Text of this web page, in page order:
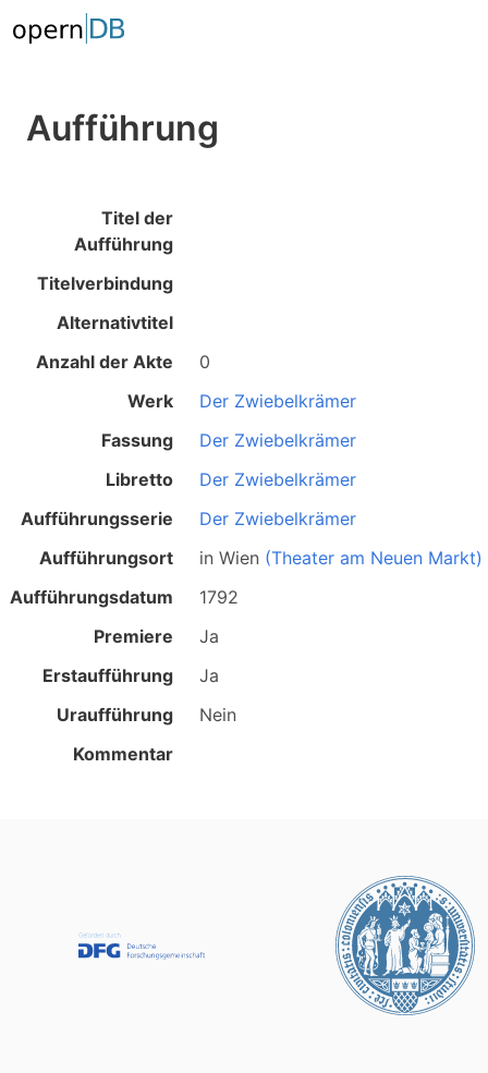
Aufführung
Titel der
Aufführung
Titelverbindung
Alternativtitel
Anzahl der Akte
0
Werk
Der Zwiebelkrämer
Fassung
Der Zwiebelkrämer
Libretto
Der Zwiebelkrämer
Aufführungsserie
Der Zwiebelkrämer
Aufführungsort
inWien (Theater am Neuen Markt)
Aufführungsdatum
1792
Premiere
Ja
Erstaufführung
Ja
Uraufführung
Nein
Kommentar